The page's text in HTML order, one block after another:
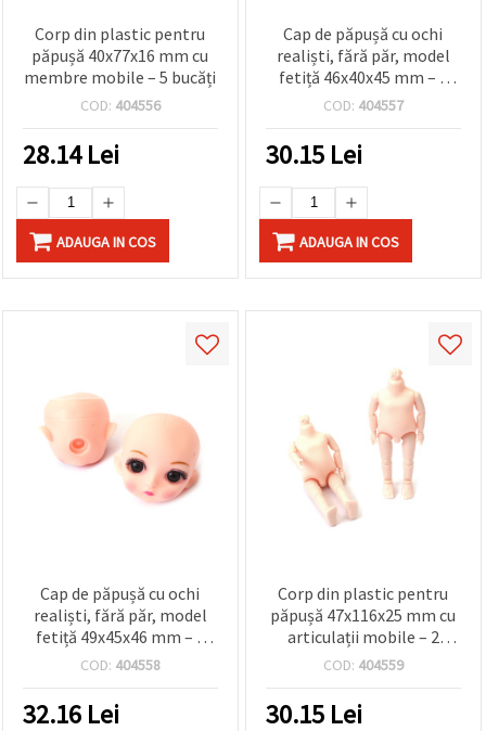
Corp din plastic pentru
păpușă 40x77x16 mm cu
membre mobile – 5 bucăți
COD: 404556
28.14Lei
ADAUGA IN COS
Cap de păpușă cu ochi
realiști, fără păr, model
fetiță 46x40x45 mm – 2
bucăți
COD: 404557
30.15 Lei
ADAUGA IN COS
Cap de păpușă cu ochi
realiști, fără păr, model
fetiță 49x45x46 mm – 2
bucăți
COD: 404558
32.16 Lei
Corp din plastic pentru
păpușă 47x116x25 mm cu
articulații mobile – 2
bucăți
COD: 404559
30.15 Lei